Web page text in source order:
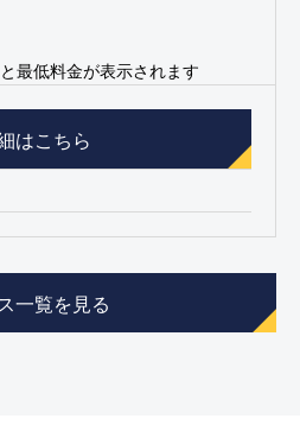
最低料金が表示されます
はこちら
一覧を見る